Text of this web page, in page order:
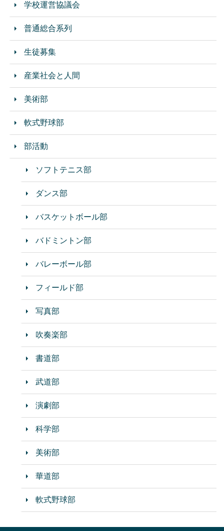
学校運営協議会
普通総合系列
生徒募集
産業社会と人間
美術部
軟式野球部
部活動
ソフトテニス部
ダンス部
バスケットボール部
バドミントン部
バレーボール部
フィールド部
写真部
吹奏楽部
書道部
武道部
演劇部
科学部
美術部
華道部
軟式野球部